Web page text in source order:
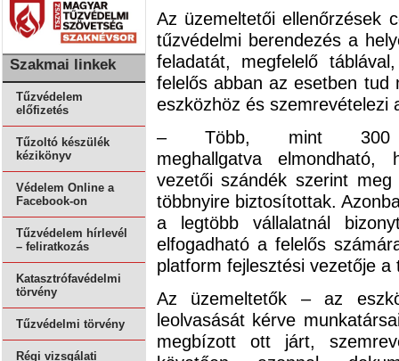
Szakmai linkek
Tűzvédelem
előfizetés
Tűzoltó készülék
kézikönyv
Védelem Online a
Facebook-on
Tűzvédelem hírlevél
– feliratkozás
Katasztrófavédelmi
törvény
Tűzvédelmi törvény
Régi vizsgálati
Az üzemeltetői ellenőrzések
tűzvédelmi berendezés a
feladatát, megfelelő
felelős abban az esetben tud
eszközhöz és szemrevételezi
– Több, mint 300
meghallgatva elmondható,
vezetői szándék szerint
többnyire biztosítottak.
a legtöbb vállalatnál
elfogadható a felelős
platform fejlesztési vezetője a
Az üzemeltetők – az
leolvasását kérve
megbízott ott járt,